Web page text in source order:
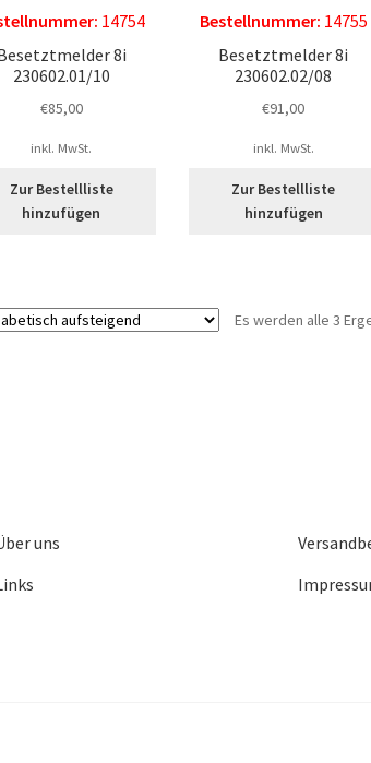
14754
8i
230602.01/10
€85,00
inkl. MwSt.
Zur Bestellliste
hinzufügen
Bestellnummer: 14755
Besetztmelder 8i
230602.02/08
€91,00
inkl. MwSt.
Zur Bestellliste
hinzufügen
Es werden alle 3
uns